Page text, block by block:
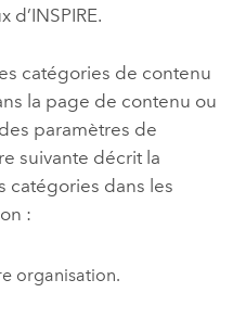
d’INSPIRE.
catégories de contenu
la page de contenu ou
des paramètres de
suivante décrit la
catégories dans les
:
organisation.